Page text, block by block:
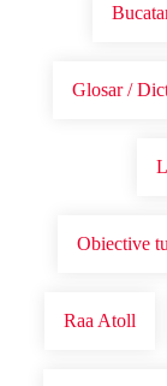
Glosar /
Obiective
Raa Atoll